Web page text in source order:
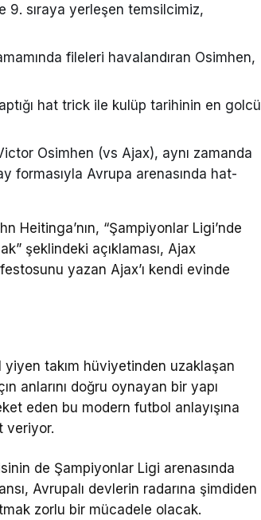
9. sıraya yerleşen temsilcimiz,
fileleri havalandıran Osimhen,
hat trick ile kulüp tarihinin en golcü
Osimhen (vs Ajax), aynı zamanda
formasıyla Avrupa arenasında hat-
Heitinga’nın, “Şampiyonlar Ligi’nde
şeklindeki açıklaması, Ajax
yazan Ajax’ı kendi evinde
takım hüviyetinden uzaklaşan
anlarını doğru oynayan bir yapı
eden bu modern futbol anlayışına
veriyor.
de Şampiyonlar Ligi arenasında
Avrupalı devlerin radarına şimdiden
zorlu bir mücadele olacak.